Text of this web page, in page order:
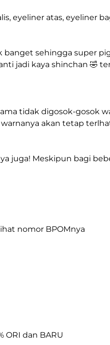
eyeliner atas, eyeliner
sehingga super
jadi kaya shinchan 🤣
tidak digosok-gosok
akan tetap
juga! Meskipun bagi
nomor BPOMnya
ORI dan BARU